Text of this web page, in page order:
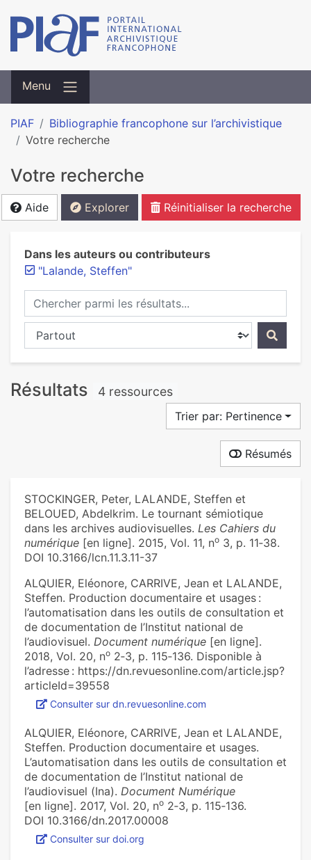
Menu
PIAF
Bibliographie francophone sur l’archivistique
Votre recherche
Votre recherche
Aide Explorer Réinitialiser la recherche
Dans les auteurs ou contributeurs
"Lalande, Steffen"
Chercher parmi les résultats...
Chercher dans...
Résultats 4 ressources
Trier par: Pertinence
Résumés
STOCKINGER, Peter, LALANDE, Steffen et
BELOUED, Abdelkrim. Le tournant sémiotique
dans les archives audiovisuelles. Les Cahiers du
numérique [en ligne]. 2015, Vol. 11, no 3, p. 11‑38.
DOI 10.3166/lcn.11.3.11-37
ALQUIER, Eléonore, CARRIVE, Jean et LALANDE,
Steffen. Production documentaire et usages :
l’automatisation dans les outils de consultation et
de documentation de l’Institut national de
l’audiovisuel. Document numérique [en ligne].
2018, Vol. 20, no 2‑3, p. 115‑136. Disponible à
l’adresse : https://dn.revuesonline.com/article.jsp?
articleId=39558
Consulter sur dn.revuesonline.com
ALQUIER, Eléonore, CARRIVE, Jean et LALANDE,
Steffen. Production documentaire et usages.
L’automatisation dans les outils de consultation et
de documentation de l’Institut national de
l’audiovisuel (Ina). Document Numérique
[en ligne]. 2017, Vol. 20, no 2‑3, p. 115‑136.
DOI 10.3166/dn.2017.00008
Consulter sur doi.org